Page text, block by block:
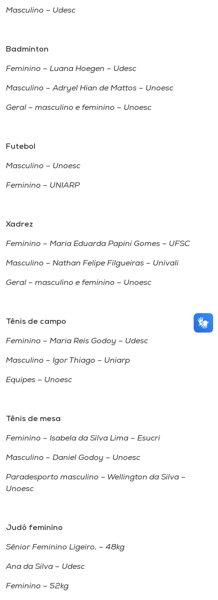
Masculino – Udesc
Badminton
Feminino – Luana Hoegen – Udesc
Masculino – Adryel Hian de Mattos – Unoesc
Geral – masculino e feminino – Unoesc
Futebol
Masculino – Unoesc
Feminino – UNIARP
Xadrez
Feminino – Maria Eduarda Papini Gomes – UFSC
Masculino – Nathan Felipe Filgueiras – Univali
Geral – masculino e feminino – Unoesc
Tênis de campo
Feminino – Maria Reis Godoy – Udesc
Masculino – Igor Thiago – Uniarp
Equipes – Unoesc
Tênis de mesa
Feminino – Isabela da Silva Lima – Esucri
Masculino – Daniel Godoy – Unoesc
Paradesporto masculino – Wellington da Silva –
Unoesc
Judô feminino
Sênior Feminino Ligeiro, – 48kg
Ana da Silva – Udesc
Feminino – 52kg